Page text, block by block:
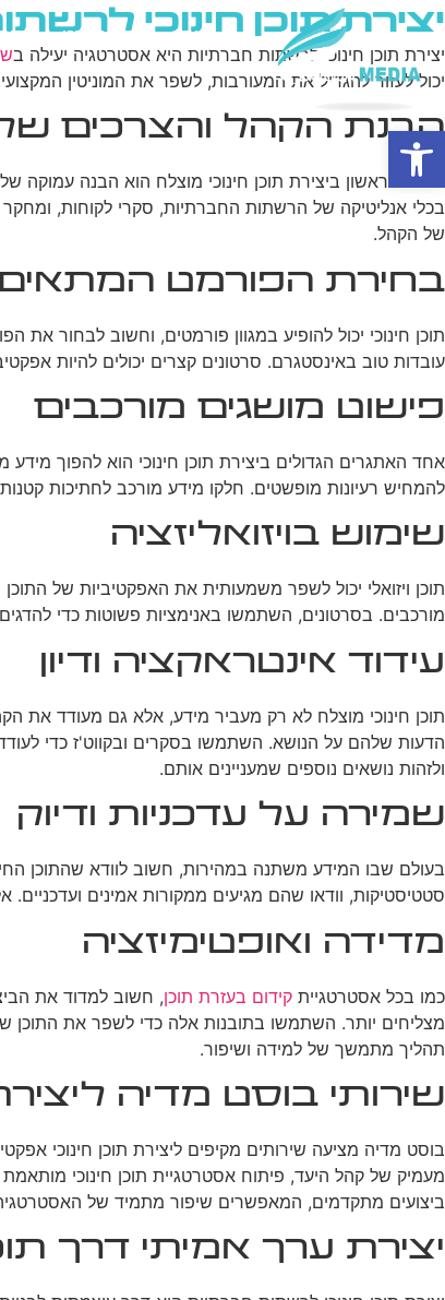
פתח סרגל נגישות
בית מי אנחנו
יצירת תוכן חינוכי
יצירת תוכן חינוכי לרשתות חברתיות היא אסטרטגיה יעילה ב
יכול לעזור להגדיל את המעורבות, לשפר את המוניטין
הבנת הקהל והצרכים
הצעד הראשון ביצירת תוכן חינוכי מוצלח הוא הבנה
בכלי אנליטיקה של הרשתות החברתיות, סקרי לקוחות,
של הקהל.
בחירת הפורמט
תוכן חינוכי יכול להופיע במגוון פורמטים, וחשוב לבחור
עובדות טוב באינסטגרם. סרטונים קצרים יכולים להיות
פישוט מושגים מורכבים
אחד האתגרים הגדולים ביצירת תוכן חינוכי הוא להפוך
להמחיש רעיונות מופשטים. חלקו מידע מורכב לחתיכות
שימוש בויזואליזציה
תוכן ויזואלי יכול לשפר משמעותית את האפקטיביות של
מורכבים. בסרטונים, השתמשו באנימציות פשוטות כדי
עידוד אינטראקציה ודיון
תוכן חינוכי מוצלח לא רק מעביר מידע, אלא גם מעודד את
הדעות שלהם על הנושא. השתמשו בסקרים ובקווט'ז כדי
ולזהות נושאים נוספים שמעניינים אותם.
שמירה על עדכניות ודיוק
בעולם שבו המידע משתנה במהירות, חשוב לוודא שהתוכן
סטטיסטיקות, וודאו שהם מגיעים ממקורות אמינים
מדידה ואופטימיזציה
כמו בכל אסטרטגיית קידום בעזרת תוכן, חשוב למדוד את
מצליחים יותר. השתמשו בתובנות אלה כדי לשפר את התוכן
תהליך מתמשך של למידה ושיפור.
שירותי בוסט מדיה
בוסט מדיה מציעה שירותים מקיפים ליצירת תוכן חינוכי
מעמיק של קהל היעד, פיתוח אסטרטגיית תוכן חינוכי מותאמת
ביצועים מתקדמים, המאפשרים שיפור מתמיד של האסטרטגיה.
יצירת ערך אמיתי דרך